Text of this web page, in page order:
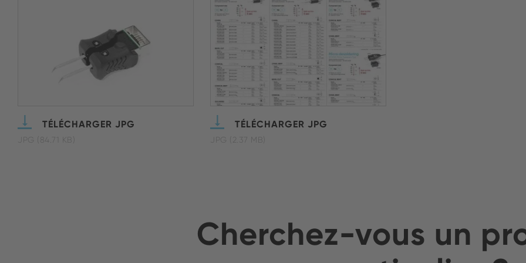
TÉLÉCHARGER JPG TÉLÉCHARGER JPG
JPG (2.37 MB)
Cherchez-vous un